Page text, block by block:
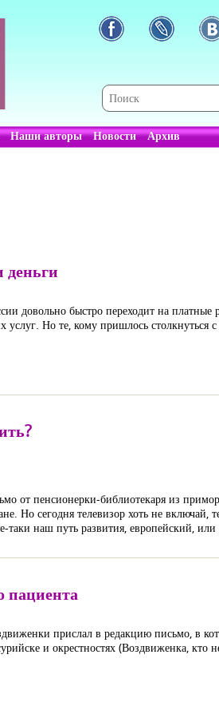
Наши авторы Новости Архив
довольно быстро переходит на
услуг. Но те, кому пришлось столкнуться
от пенсионерки-библиотекаря из
Но сегодня телевизор хоть не
таки наш путь развития, европейский,
пациента
прислал в редакцию письмо, в
и окрестностях (Воздвиженка,